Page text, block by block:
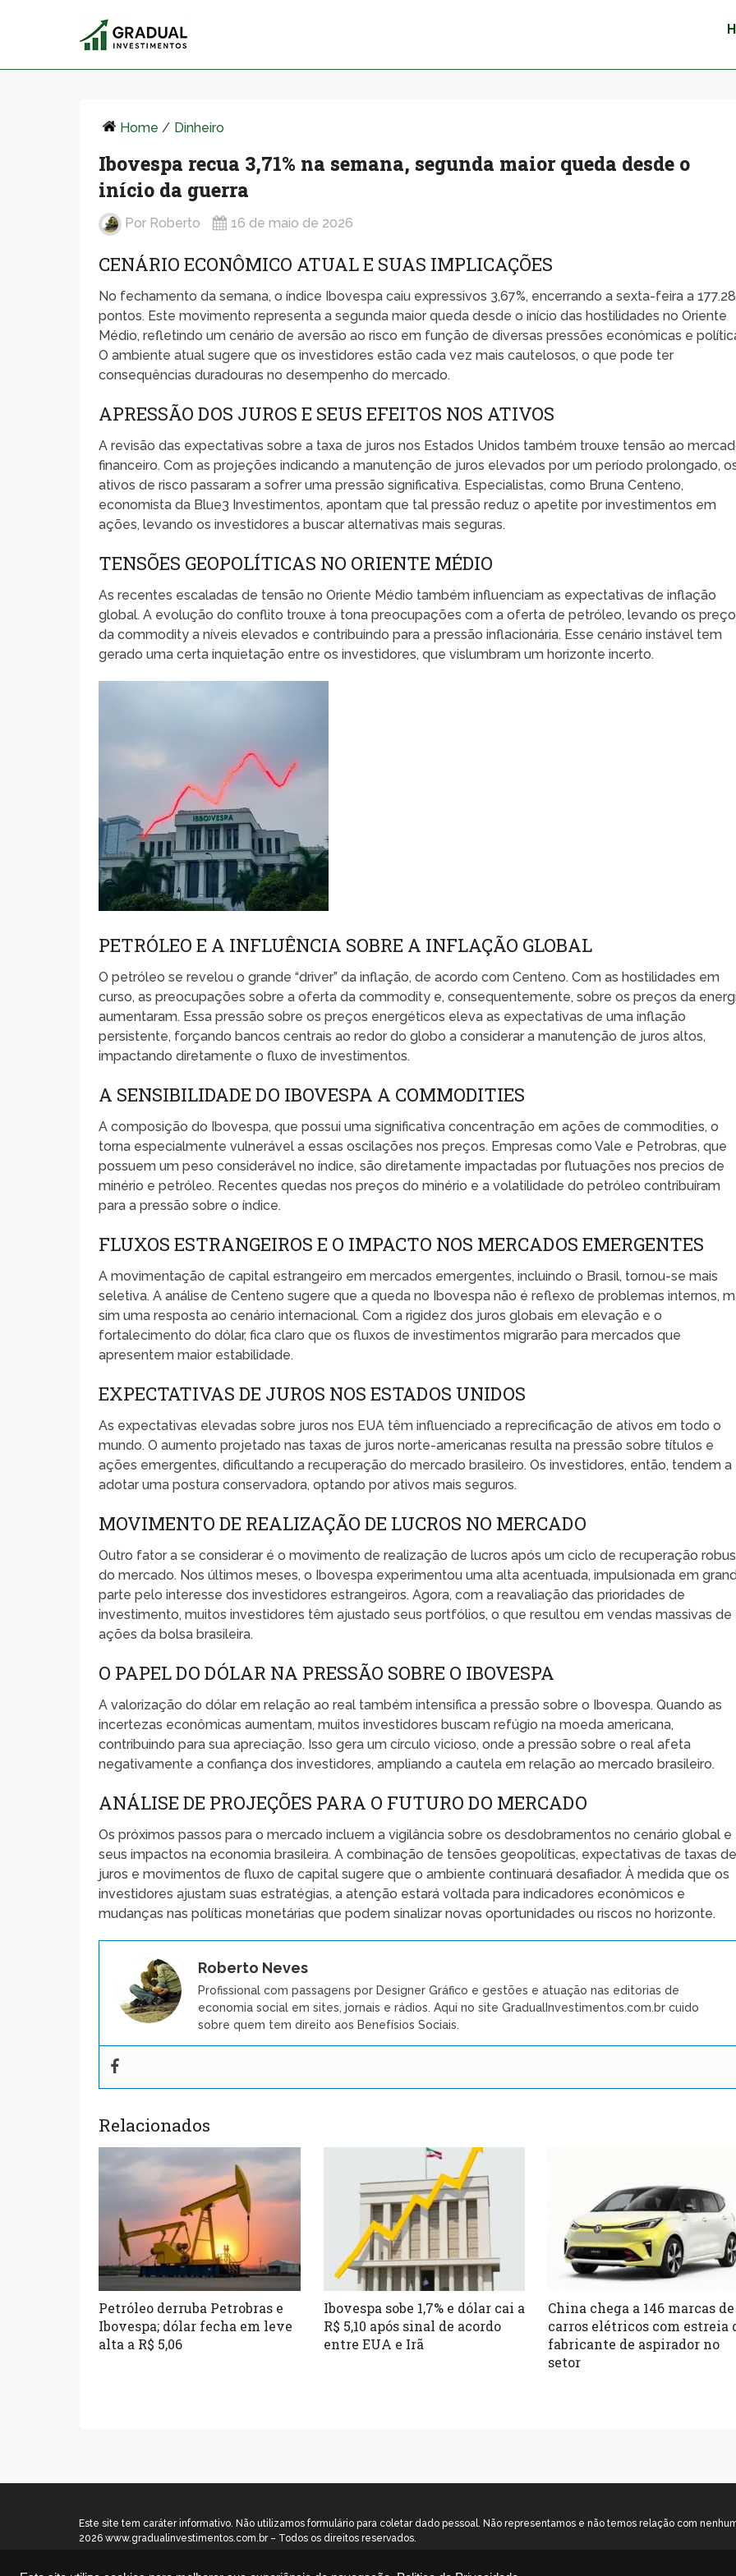
Home / Dinheiro
Ibovespa recua 3,71% na semana, segunda maior queda desde o
início da guerra
Por Roberto 16 de maio de 2026
CENÁRIO ECONÔMICO ATUAL E SUAS IMPLICAÇÕES
No fechamento da semana, o índice Ibovespa caiu expressivos 3,67%, encerrando a sexta-feira a
pontos. Este movimento representa a segunda maior queda desde o início das hostilidades no Oriente
Médio, refletindo um cenário de aversão ao risco em função de diversas pressões econômicas e
O ambiente atual sugere que os investidores estão cada vez mais cautelosos, o que pode ter
consequências duradouras no desempenho do mercado.
APRESSÃO DOS JUROS E SEUS EFEITOS NOS ATIVOS
A revisão das expectativas sobre a taxa de juros nos Estados Unidos também trouxe tensão ao
financeiro. Com as projeções indicando a manutenção de juros elevados por um período prolongado,
ativos de risco passaram a sofrer uma pressão significativa. Especialistas, como Bruna Centeno,
economista da Blue3 Investimentos, apontam que tal pressão reduz o apetite por investimentos em
ações, levando os investidores a buscar alternativas mais seguras.
TENSÕES GEOPOLÍTICAS NO ORIENTE MÉDIO
As recentes escaladas de tensão no Oriente Médio também influenciam as expectativas de inflação
global. A evolução do conflito trouxe à tona preocupações com a oferta de petróleo, levando os
da commodity a níveis elevados e contribuindo para a pressão inflacionária. Esse cenário instável tem
gerado uma certa inquietação entre os investidores, que vislumbram um horizonte incerto.
PETRÓLEO E A INFLUÊNCIA SOBRE A INFLAÇÃO GLOBAL
O petróleo se revelou o grande “driver” da inflação, de acordo com Centeno. Com as hostilidades em
curso, as preocupações sobre a oferta da commodity e, consequentemente, sobre os preços da
aumentaram. Essa pressão sobre os preços energéticos eleva as expectativas de uma inflação
persistente, forçando bancos centrais ao redor do globo a considerar a manutenção de juros altos,
impactando diretamente o fluxo de investimentos.
A SENSIBILIDADE DO IBOVESPA A COMMODITIES
A composição do Ibovespa, que possui uma significativa concentração em ações de commodities, o
torna especialmente vulnerável a essas oscilações nos preços. Empresas como Vale e Petrobras, que
possuem um peso considerável no índice, são diretamente impactadas por flutuações nos precios de
minério e petróleo. Recentes quedas nos preços do minério e a volatilidade do petróleo contribuíram
para a pressão sobre o índice.
FLUXOS ESTRANGEIROS E O IMPACTO NOS MERCADOS EMERGENTES
A movimentação de capital estrangeiro em mercados emergentes, incluindo o Brasil, tornou-se mais
seletiva. A análise de Centeno sugere que a queda no Ibovespa não é reflexo de problemas internos,
sim uma resposta ao cenário internacional. Com a rigidez dos juros globais em elevação e o
fortalecimento do dólar, fica claro que os fluxos de investimentos migrarão para mercados que
apresentem maior estabilidade.
EXPECTATIVAS DE JUROS NOS ESTADOS UNIDOS
As expectativas elevadas sobre juros nos EUA têm influenciado a reprecificação de ativos em todo o
mundo. O aumento projetado nas taxas de juros norte-americanas resulta na pressão sobre títulos e
ações emergentes, dificultando a recuperação do mercado brasileiro. Os investidores, então, tendem a
adotar uma postura conservadora, optando por ativos mais seguros.
MOVIMENTO DE REALIZAÇÃO DE LUCROS NO MERCADO
Outro fator a se considerar é o movimento de realização de lucros após um ciclo de recuperação
do mercado. Nos últimos meses, o Ibovespa experimentou uma alta acentuada, impulsionada em
parte pelo interesse dos investidores estrangeiros. Agora, com a reavaliação das prioridades de
investimento, muitos investidores têm ajustado seus portfólios, o que resultou em vendas massivas de
ações da bolsa brasileira.
O PAPEL DO DÓLAR NA PRESSÃO SOBRE O IBOVESPA
A valorização do dólar em relação ao real também intensifica a pressão sobre o Ibovespa. Quando as
incertezas econômicas aumentam, muitos investidores buscam refúgio na moeda americana,
contribuindo para sua apreciação. Isso gera um círculo vicioso, onde a pressão sobre o real afeta
negativamente a confiança dos investidores, ampliando a cautela em relação ao mercado brasileiro.
ANÁLISE DE PROJEÇÕES PARA O FUTURO DO MERCADO
Os próximos passos para o mercado incluem a vigilância sobre os desdobramentos no cenário global e
seus impactos na economia brasileira. A combinação de tensões geopolíticas, expectativas de taxas
juros e movimentos de fluxo de capital sugere que o ambiente continuará desafiador. À medida que os
investidores ajustam suas estratégias, a atenção estará voltada para indicadores econômicos e
mudanças nas políticas monetárias que podem sinalizar novas oportunidades ou riscos no horizonte.
Roberto Neves
Profissional com passagens por Designer Gráfico e gestões e atuação nas editorias de
economia social em sites, jornais e rádios. Aqui no site GradualInvestimentos.com.br cuido
sobre quem tem direito aos Benefísios Sociais.
Relacionados
Petróleo derruba Petrobras e
Ibovespa; dólar fecha em leve
alta a R$ 5,06
Ibovespa sobe 1,7% e dólar cai a
R$ 5,10 após sinal de acordo
entre EUA e Irã
China chega a 146 marcas de
carros elétricos com estreia
fabricante de aspirador no
setor
Este site tem caráter informativo. Não utilizamos formulário para coletar dado pessoal. Não representamos e não temos relação com
2026 www.gradualinvestimentos.com.br – Todos os direitos reservados.